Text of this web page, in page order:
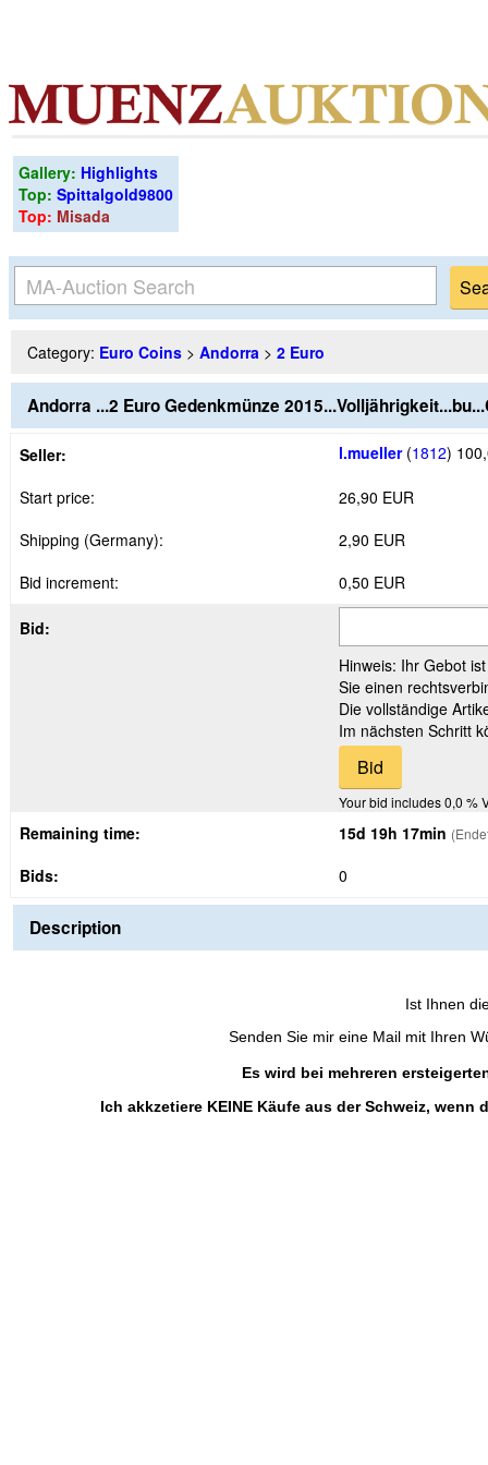
Gallery: Highlights
Top: Spittalgold9800
Top: Misada
Category: Euro Coins > Andorra > 2 Euro
Andorra ...2 Euro Gedenkmünze
Seller: l.mueller(1812)
Start price:
26,90 EUR
Shipping (Germany):
2,90 EUR
Bid increment:
0,50 EUR
Bid:
Hinweis: Ihr Gebot
Sie einen
Die vollständige
Im nächsten Schritt
Your bid includes 0,0 %
Remaining time: 15d 19h 17min
Bids: 0
Description
Ist Ihnen
Senden Sie mir eine Mail mit Ihren
Es wird bei mehreren
Ich akkzetiere KEINE Käufe aus der Schweiz,